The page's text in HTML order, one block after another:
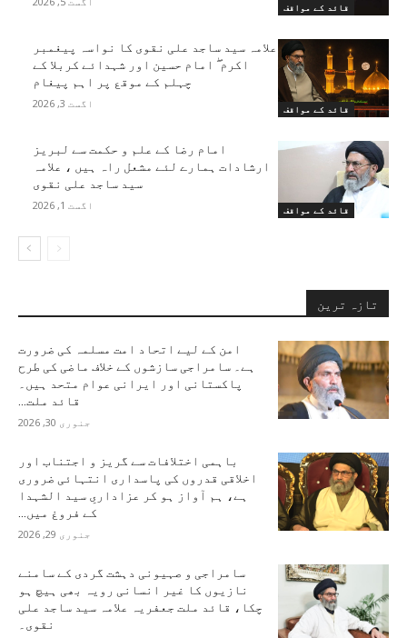
قائد کے مواقف
قائد کے مواقف
علامہ سید ساجد علی نقوی کا نواسہ پیغمبر
اکرم ۖ امام حسین اور شہدائے کربلا کے
چہلم کے موقع پر اہم پیغام
اگست 3, 2026
قائد کے مواقف
امام رضا کے علم و حکمت سے لبریز
ارشادات ہمارے لئے مشعل راہ ہیں ، علامہ
سید ساجد علی نقوی
اگست 1, 2026
تازہ ترین
امن کے لیے اتحاد امت مسلمہ کی ضرورت
ہے۔ سامراجی سازشوں کے خلاف ماضی کی طرح
پاکستانی اور ایرانی عوام متحد ہیں۔
قائد ملت...
جنوری 30, 2026
باہمی اختلافات سے گریز و اجتناب اور
اخلاقی قدروں کی پاسداری انتہائی ضروری
ہے، ہم آواز ہو کر عزاداریِ سید الشہدا
کے فروغ میں...
جنوری 29, 2026
سامراجی و صہیونی دہشت گردی کے سامنے
نازیوں کا غیر انسانی رویہ بھی ہیچ ہو
چکا، قائد ملت جعفریہ علامہ سید ساجد علی
نقوی۔